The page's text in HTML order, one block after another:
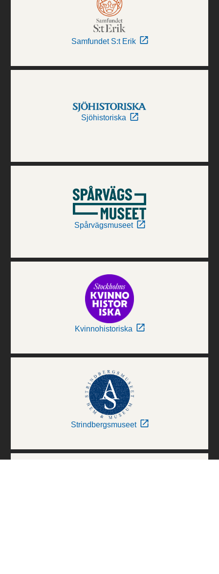
Samfundet S:t Erik
Sjöhistoriska
Spårvägsmuseet
Kvinnohistoriska
Strindbergsmuseet